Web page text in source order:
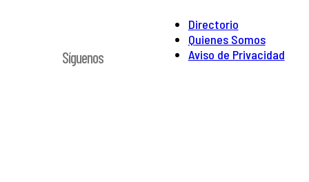
Directorio
Quienes Somos
Aviso de Privacidad
Síguenos